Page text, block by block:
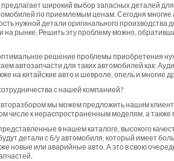
широкий выбор запасных деталей
по приемлемым ценам. Сегодня
нужной детали оригинального производства
на рынке. Решить эту проблему можно,
решение проблемы приобретения
автозапчасти для таких автомобилей как:
на китайские авто и шевроле, опель и многие
с нашей компанией?
мы можем предложить нашим
числе к нераспространенным моделям, а также
в нашем каталоге, высокого
детали с б/у автомобиля, который имеет
новые или аварийные авто. А это в свою